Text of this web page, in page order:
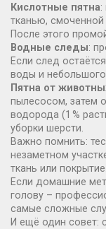
Кислотные пятна:
тканью, смоченной
После этого
Водные следы:
Если след
воды и небольшого
Пятна от
пылесосом, затем
водорода (1 %
уборки шерсти.
Важно помнить:
незаметном
ткань или покрытие.
Если домашние
голову –
самые сложные
И ещё один совет: